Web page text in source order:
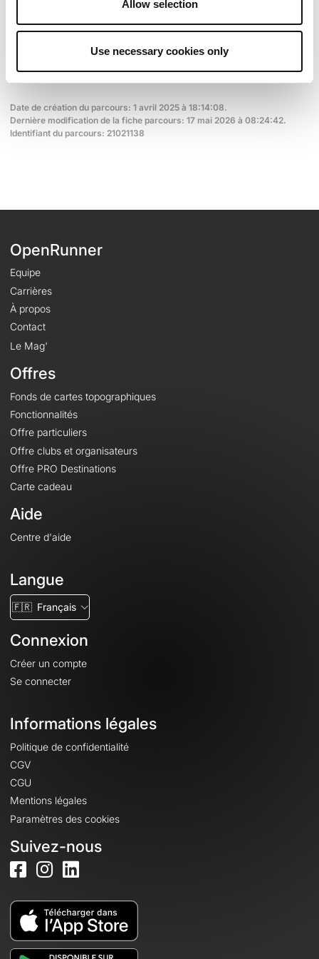
Allow selection
Use necessary cookies only
Découvrez ce parcours de vélo de 622,5 km à proximité de
Peñarroya-Pueblonuevo. Ce parcours emprunte uniquement
des routes. Il présente une ascension cumulée de plus de
9600m. Prévoyez environ 1 jour et 6 heures pour réaliser ce
Date de création du parcours: 1 avril 2025 à 18:14:08.
Dernière modification de la fiche parcours: 17 mai 2026 à 08:24:42.
Identifiant du parcours: 21021138
OpenRunner
Equipe
Carrières
À propos
Contact
Le Mag'
Offres
Fonds de cartes topographiques
Fonctionnalités
Offre particuliers
Offre clubs et organisateurs
Offre PRO Destinations
Carte cadeau
Aide
Centre d'aide
Langue
🇫🇷 Français
Connexion
Créer un compte
Se connecter
Informations légales
Politique de confidentialité
CGV
CGU
Mentions légales
Paramètres des cookies
Suivez-nous